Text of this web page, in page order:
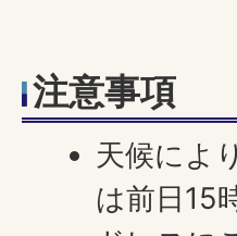
注意事項
天候によ
は前日15